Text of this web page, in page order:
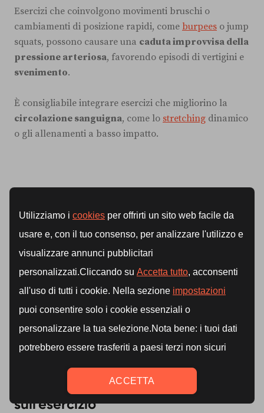
Esercizi che coinvolgono movimenti bruschi o
cambiamenti di posizione rapidi, come burpees o jump
squats, possono causare una caduta improvvisa della
pressione arteriosa, favorendo episodi di vertigini e
svenimento.
È consigliabile integrare esercizi che migliorino la
circolazione sanguigna, come lo stretching dinamico
o gli allenamenti a basso impatto.
L'impatto psicologico e mentale
sull'esercizio